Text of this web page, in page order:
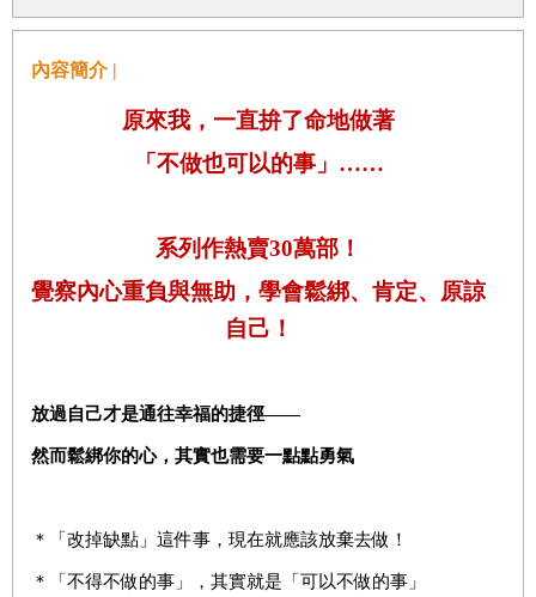
內容簡介 |
原來我，一直拚了命地做著
「不做也可以的事」……
系列作熱賣30萬部！
覺察內心重負與無助，學會鬆綁、肯定、原諒
自己！
放過自己才是通往幸福的捷徑——
然而鬆綁你的心，其實也需要一點點勇氣
＊「改掉缺點」這件事，現在就應該放棄去做！
＊「不得不做的事」，其實就是「可以不做的事」